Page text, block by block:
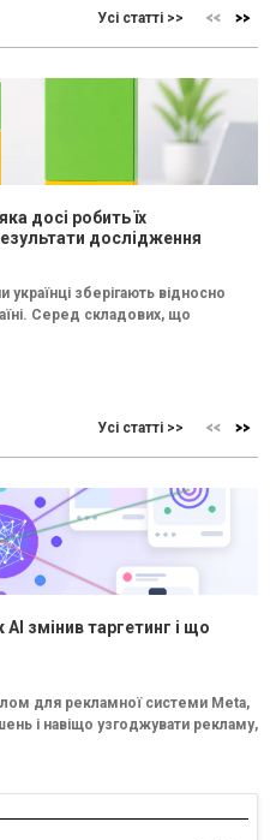
Усі статті >>
досі робить їх
дослідження
українці зберігають відносно
Серед складових, що
Усі статті >>
змінив таргетинг і що
для рекламної системи Meta,
і навіщо узгоджувати рекламу,